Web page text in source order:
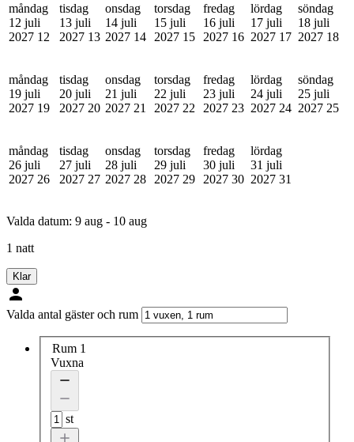
måndag
12 juli
2027 12
tisdag
13 juli
2027 13
onsdag
14 juli
2027 14
torsdag
15 juli
2027 15
fredag
16 juli
2027 16
lördag
17 juli
2027 17
söndag
18 juli
2027 18
måndag
19 juli
2027 19
tisdag
20 juli
2027 20
onsdag
21 juli
2027 21
torsdag
22 juli
2027 22
fredag
23 juli
2027 23
lördag
24 juli
2027 24
söndag
25 juli
2027 25
måndag
26 juli
2027 26
tisdag
27 juli
2027 27
onsdag
28 juli
2027 28
torsdag
29 juli
2027 29
fredag
30 juli
2027 30
lördag
31 juli
2027 31
Valda datum: 9 aug - 10 aug
1 natt
Klar
Valda antal gäster och rum
Rum 1
Vuxna
st